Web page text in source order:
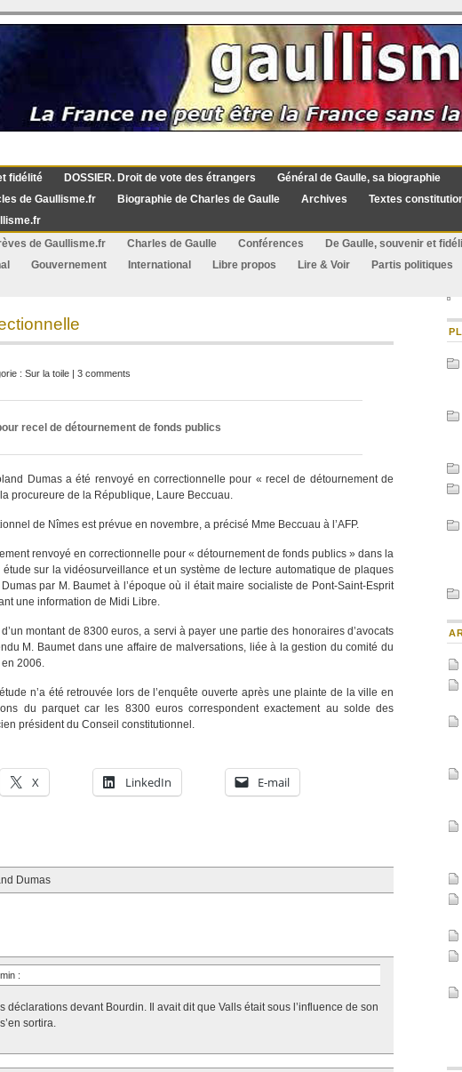
fidélité DOSSIER. Droit de vote des étrangers Général de Gaulle, sa biographie
de Gaullisme.fr
Biographie de Charles de Gaulle Archives Textes
de Gaullisme.fr Charles de Gaulle Conférences De Gaulle, souvenir et
Gouvernement International Libre propos Lire & Voir Partis politiques
: Sur la toile | 3 comments
recel de détournement de fonds publics
Dumas a été renvoyé en correctionnelle pour « recel de détournement de
procureure de la République, Laure Beccuau.
de Nîmes est prévue en novembre, a précisé Mme Beccuau à l’AFP.
renvoyé en correctionnelle pour « détournement de fonds publics » dans la
sur la vidéosurveillance et un système de lecture automatique de plaques
par M. Baumet à l’époque où il était maire socialiste de Pont-Saint-Esprit
une information de Midi Libre.
montant de 8300 euros, a servi à payer une partie des honoraires d’avocats
M. Baumet dans une affaire de malversations, liée à la gestion du comité du
2006.
n’a été retrouvée lors de l’enquête ouverte après une plainte de la ville en
du parquet car les 8300 euros correspondent exactement au solde des
président du Conseil constitutionnel.
X LinkedIn
E-mail
Dumas
:
déclarations devant Bourdin. Il avait dit que Valls était sous l’influence de son
sortira.